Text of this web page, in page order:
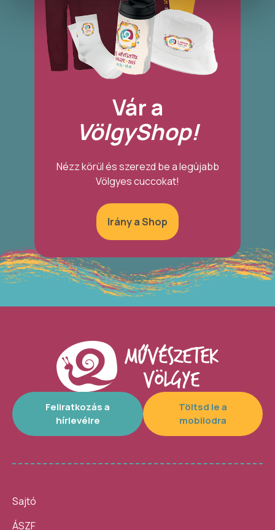
Vár a
VölgyShop!
Nézz körül és szerezd be a legújabb
Völgyes cuccokat!
Irány a Shop
Feliratkozás a
hírlevélre
Töltsd le a
mobilodra
Sajtó
ÁSZF